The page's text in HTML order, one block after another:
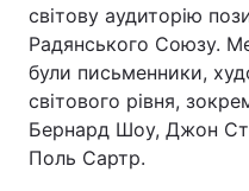
світову аудиторію
Радянського Союзу.
були письменники,
світового рівня,
Бернард Шоу, Джон
Поль Сартр.